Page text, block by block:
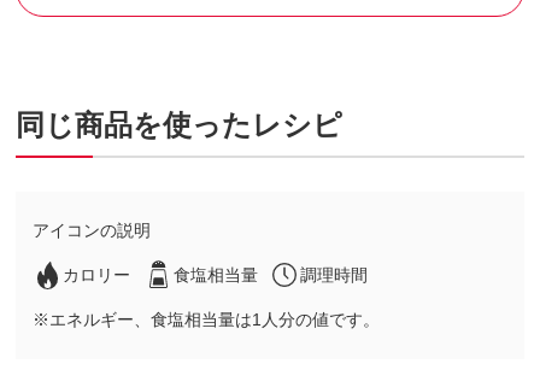
同じ商品を使ったレシピ
アイコンの説明
カロリー 食塩相当量 調理時間
※エネルギー、食塩相当量は1人分の値です。